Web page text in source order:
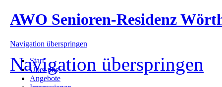
AWO Senioren-Residenz
Navigation überspringen
Start
Über uns
Angebote
Navigation überspringen